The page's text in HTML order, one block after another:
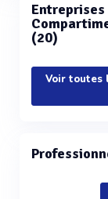
(20)
Voir toutes